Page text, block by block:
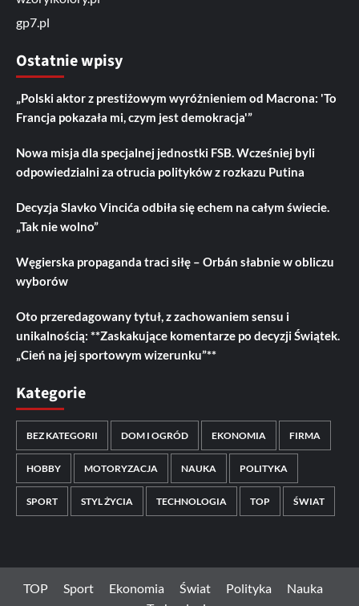
gp7.pl
Ostatnie wpisy
„Polski aktor z prestiżowym wyróżnieniem od Macrona: 'To
Francja pokazała mi, czym jest demokracja'”
Nowa misja dla specjalnej jednostki FSB. Wcześniej byli
odpowiedzialni za otrucia polityków z rozkazu Putina
Decyzja Slavko Vincića odbiła się echem na całym świecie.
„Tak nie wolno”
Węgierska propaganda traci siłę – Orbán słabnie w obliczu
wyborów
Oto przeredagowany tytuł, z zachowaniem sensu i
unikalnością: **Zaskakujące komentarze po decyzji Świątek.
„Cień na jej sportowym wizerunku”**
Kategorie
BEZ KATEGORII DOM I OGRÓD EKONOMIA FIRMA
HOBBY MOTORYZACJA NAUKA POLITYKA
SPORT STYL ŻYCIA TECHNOLOGIA TOP ŚWIAT
TOP Sport Ekonomia Świat Polityka
Nauka